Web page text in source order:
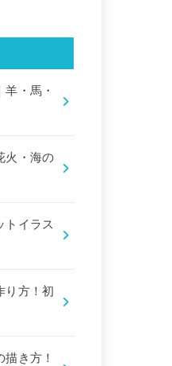
・馬・
火・海の
トイラス
り方！初
き方！